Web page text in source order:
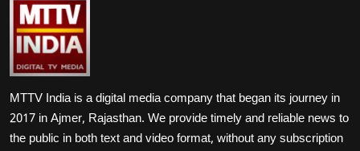
MTTV India is a digital media company that began its journey in
2017 in Ajmer, Rajasthan. We provide timely and reliable news to
the public in both text and video format, without any subscription